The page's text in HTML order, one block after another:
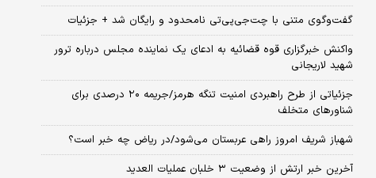
گفت‌وگوی متنی با چت‌جی‌پی‌تی نامحدود و رایگان شد + جزئیات
واکنش خبرگزاری قوه قضائیه به ادعای یک نماینده مجلس درباره ترور
شهید لاریجانی
جزئیاتی از طرح راهبردی امنیت تنگه هرمز/جریمه ۲۰ درصدی برای
شناورهای متخلف
شهباز شریف امروز راهی عربستان می‌شود/در ریاض چه خبر است؟
آخرین خبر ارتش از وضعیت ۳ خلبان عملیات العدید